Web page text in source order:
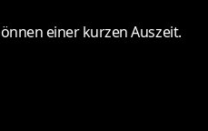
einer kurzen Auszeit.